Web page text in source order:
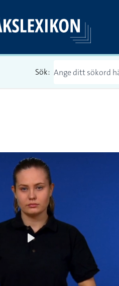
Sök:
Play